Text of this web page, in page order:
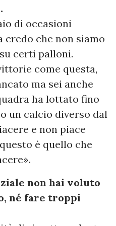
di occasioni
credo che non siamo
certi palloni.
come questa,
ma sei anche
ha lottato fino
un calcio diverso dal
e non piace
è quello che
non hai voluto
né fare troppi